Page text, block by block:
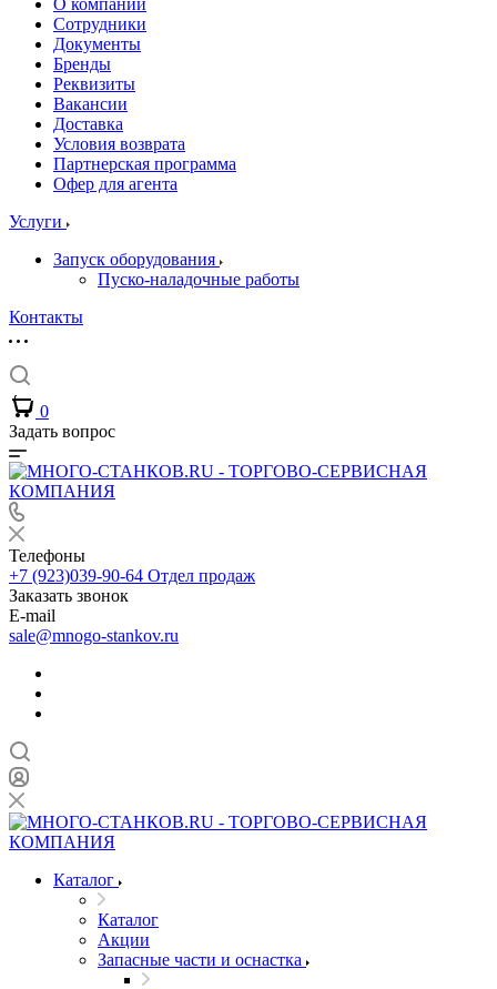
О компании
Сотрудники
Документы
Бренды
Реквизиты
Вакансии
Доставка
Условия возврата
Партнерская программа
Офер для агента
Услуги
Запуск оборудования
Пуско-наладочные работы
Контакты
0
Задать вопрос
Телефоны
+7 (923)039-90-64 Отдел продаж
Заказать звонок
E-mail
sale@mnogo-stankov.ru
Каталог
Каталог
Акции
Запасные части и оснастка